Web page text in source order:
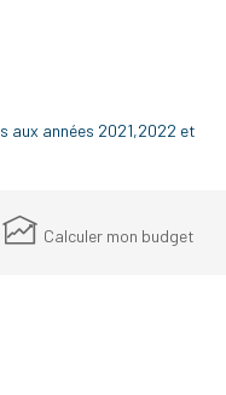
aux années 2021,2022 et
Calculer mon budget